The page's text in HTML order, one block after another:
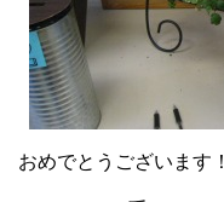
おめでとうございます！